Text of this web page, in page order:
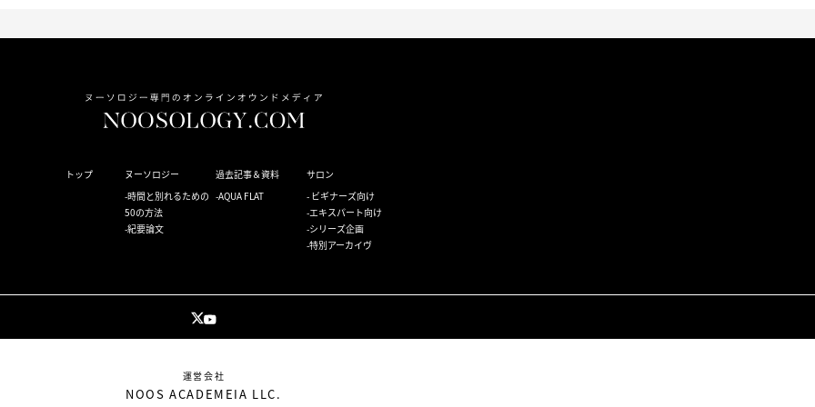
トップ
ヌーソロジー
時間と別れるための
50の方法
紀要論文
過去記事＆資料
AQUA FLAT
サロン
ビギナーズ向け
エキスパート向け
シリーズ企画
特別アーカイヴ
運営会社
NOOS ACADEMEIA LLC.